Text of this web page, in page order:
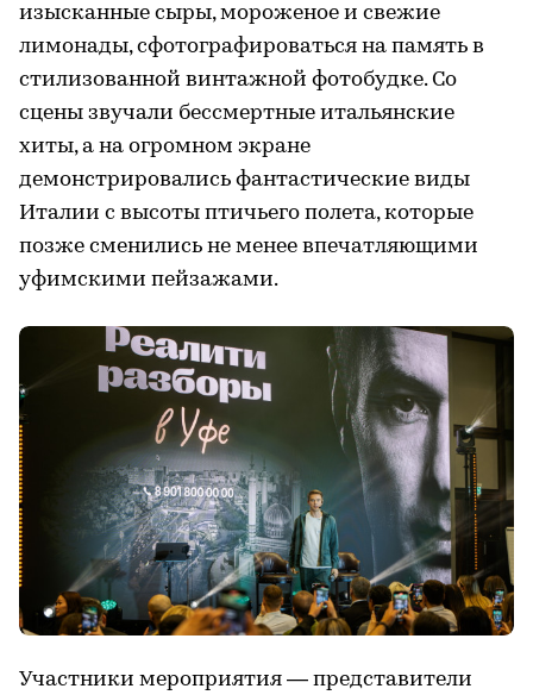
изысканные сыры, мороженое и свежие
лимонады, сфотографироваться на память в
стилизованной винтажной фотобудке. Со
сцены звучали бессмертные итальянские
хиты, а на огромном экране
демонстрировались фантастические виды
Италии с высоты птичьего полета, которые
позже сменились не менее впечатляющими
уфимскими пейзажами.
Участники мероприятия — представители